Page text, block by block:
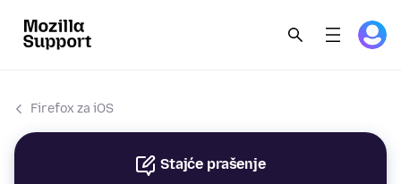
Firefox za iOS
Stajće prašenje